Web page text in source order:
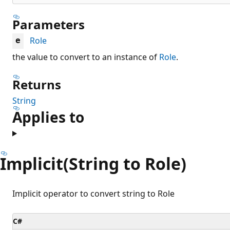
Parameters
e
Role
the value to convert to an instance of Role.
Returns
String
Applies to
Implicit(String to Role)
Implicit operator to convert string to Role
C#